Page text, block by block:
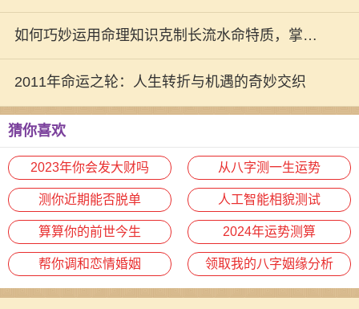
如何巧妙运用命理知识克制长流水命特质，掌控
人生的方向与命运
2011年命运之轮：人生转折与机遇的奇妙交织
猜你喜欢
2023年你会发大财吗 从八字测一生运势
测你近期能否脱单 人工智能相貌测试
算算你的前世今生 2024年运势测算
帮你调和恋情婚姻 领取我的八字姻缘分析